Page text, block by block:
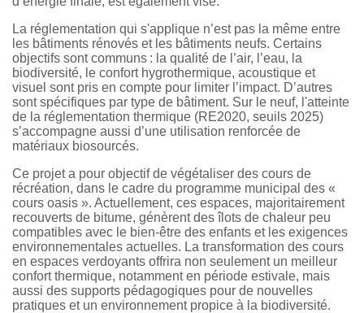
La réglementation qui s'applique n’est pas la même entre
les bâtiments rénovés et les bâtiments neufs. Certains
objectifs sont communs : la qualité de l’air, l’eau, la
biodiversité, le confort hygrothermique, acoustique et
visuel sont pris en compte pour limiter l’impact. D’autres
sont spécifiques par type de bâtiment. Sur le neuf, l'atteinte
de la réglementation thermique (RE2020, seuils 2025)
s’accompagne aussi d’une utilisation renforcée de
matériaux biosourcés.
Ce projet a pour objectif de végétaliser des cours de
récréation, dans le cadre du programme municipal des «
cours oasis ». Actuellement, ces espaces, majoritairement
recouverts de bitume, génèrent des îlots de chaleur peu
compatibles avec le bien-être des enfants et les exigences
environnementales actuelles. La transformation des cours
en espaces verdoyants offrira non seulement un meilleur
confort thermique, notamment en période estivale, mais
aussi des supports pédagogiques pour de nouvelles
pratiques et un environnement propice à la biodiversité.